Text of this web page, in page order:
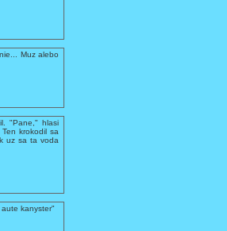
Muz alebo
"Pane," hlasi
krokodil sa
uz sa ta voda
kanyster"